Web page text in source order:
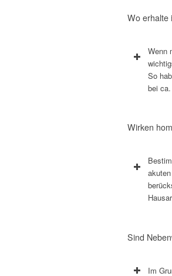
Wo erhalte
Wenn
So
bei
Wirken
Sind
Im